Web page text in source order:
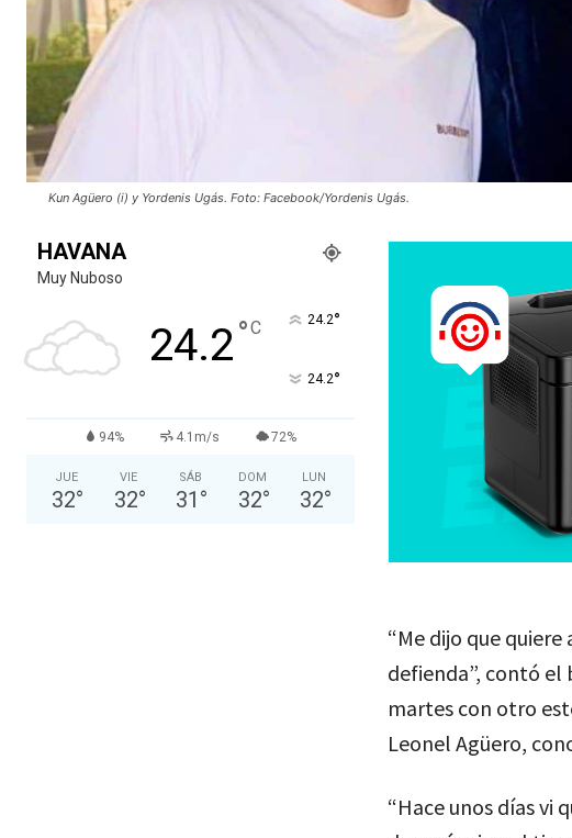
Kun Agüero (i) y Yordenis Ugás. Foto: Facebook/Yordenis Ugás.
HAVANA
Muy Nuboso
24.2°C 24.2°
24.2°
94% 4.1m/s 72%
JUE
32°
VIE
32°
SÁB
31 °
DOM
32°
LUN
32°
“Me dijo que quiere
defienda”, contó el
martes con otro
Leonel Agüero,
“Hace unos días vi